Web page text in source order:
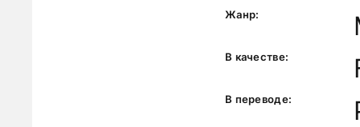
Жанр:
В качестве:
В переводе: